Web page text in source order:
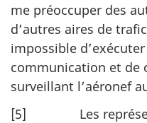
me préoccuper des
d’autres aires de
impossible
communication et de
surveillant l’aéronef
[5] Les